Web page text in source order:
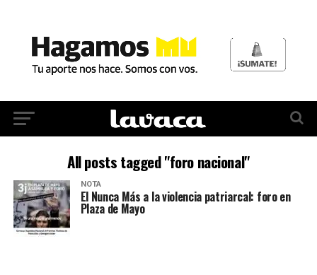
All posts tagged "foro nacional"
NOTA
El Nunca Más a la violencia patriarcal: foro en
Plaza de Mayo